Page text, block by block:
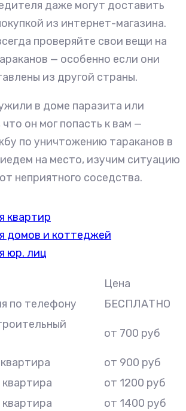
даже могут доставить
из интернет-магазина.
проверяйте свои вещи на
— особенно если они
из другой страны.
в доме паразита или
он мог попасть к вам —
по уничтожению тараканов в
на место, изучим ситуацию
неприятного соседства.
квартир
домов и коттеджей
юр. лиц
Цена
по телефону
БЕСПЛАТНО
от 700 руб
от 900 руб
от 1200 руб
от 1400 руб